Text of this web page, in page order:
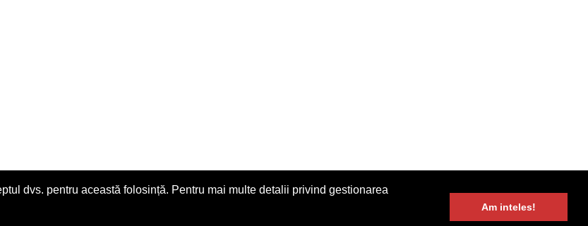
dvs. pentru această folosință. Pentru mai multe detalii privind gestionarea
Am inteles!